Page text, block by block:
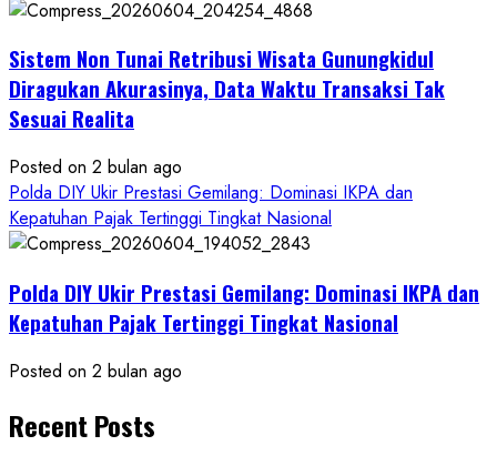
Sistem Non Tunai Retribusi Wisata Gunungkidul
Diragukan Akurasinya, Data Waktu Transaksi Tak
Sesuai Realita
Posted on 2 bulan ago
Polda DIY Ukir Prestasi Gemilang: Dominasi IKPA dan
Kepatuhan Pajak Tertinggi Tingkat Nasional
Polda DIY Ukir Prestasi Gemilang: Dominasi IKPA dan
Kepatuhan Pajak Tertinggi Tingkat Nasional
Posted on 2 bulan ago
Recent Posts